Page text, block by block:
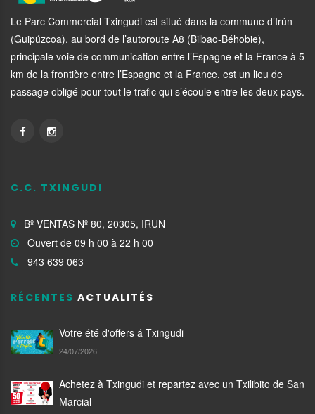
Le Parc Commercial Txingudi est situé dans la commune d’Irún
(Guipúzcoa), au bord de l’autoroute A8 (Bilbao-Béhobie),
principale voie de communication entre l’Espagne et la France à 5
km de la frontière entre l’Espagne et la France, est un lieu de
passage obligé pour tout le trafic qui s’écoule entre les deux pays.
C.C. TXINGUDI
Bº VENTAS Nº 80, 20305, IRUN
Ouvert de 09 h 00 à 22 h 00
943 639 063
RÉCENTES ACTUALITÉS
Votre été d'offers á Txingudi
24/07/2026
Achetez à Txingudi et repartez avec un Txilibito de San
Marcial